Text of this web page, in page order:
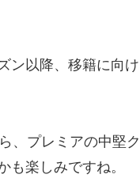
ン以降、移籍に向け
、プレミアの中堅ク
楽しみですね。